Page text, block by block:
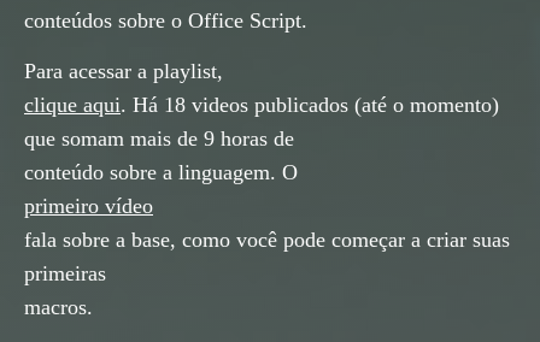
conteúdos sobre o Office Script.
Para acessar a playlist,
clique aqui. Há 18 videos publicados (até o momento)
que somam mais de 9 horas de
conteúdo sobre a linguagem. O
primeiro vídeo
fala sobre a base, como você pode começar a criar suas
primeiras
macros.